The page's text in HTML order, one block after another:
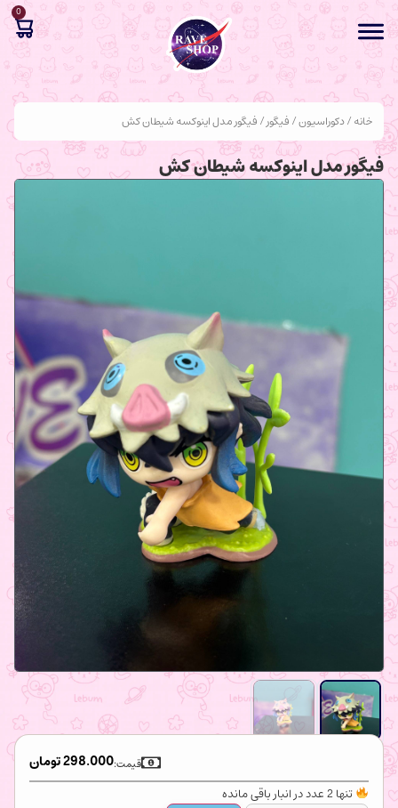
0
خانه/دکوراسیون/فیگور/ فیگور مدل اینوکسه شیطان کش
فیگور مدل اینوکسه شیطان کش
298.000تومان قیمت:
تنها 2 عدد در انبار باقی مانده